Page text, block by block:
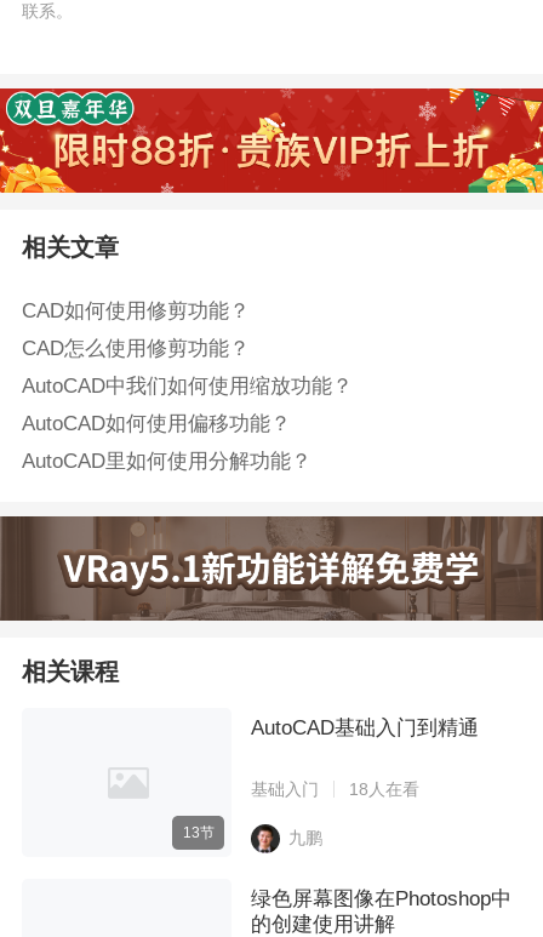
联系。
相关文章
CAD如何使用修剪功能？
CAD怎么使用修剪功能？
AutoCAD中我们如何使用缩放功能？
AutoCAD如何使用偏移功能？
AutoCAD里如何使用分解功能？
相关课程
13节
AutoCAD基础入门到精通
基础入门 18人在看
九鹏
绿色屏幕图像在Photoshop中
的创建使用讲解